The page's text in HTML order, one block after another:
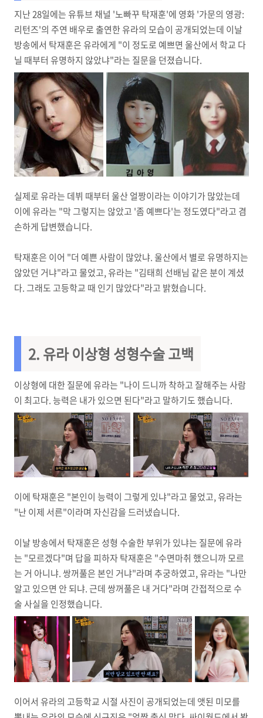
지난 28일에는 유튜브 채널 '노빠꾸 탁재훈'에 영화 '가문의 영광:
리턴즈'의 주연 배우로 출연한 유라의 모습이 공개되었는데 이날
방송에서 탁재훈은 유라에게 "이 정도로 예쁘면 울산에서 학교 다
닐 때부터 유명하지 않았냐"라는 질문을 던졌습니다.
실제로 유라는 데뷔 때부터 울산 얼짱이라는 이야기가 많았는데
이에 유라는 "막 그렇지는 않았고 '좀 예쁘다'는 정도였다"라고 겸
손하게 답변했습니다.
탁재훈은 이어 "더 예쁜 사람이 많았냐. 울산에서 별로 유명하지는
않았던 거냐"라고 물었고, 유라는 "김태희 선배님 같은 분이 계셨
다. 그래도 고등학교 때 인기 많았다"라고 밝혔습니다.
2. 유라이상형 성형수술 고백
이상형에 대한 질문에 유라는 "나이 드니까 착하고 잘해주는 사람
이 최고다. 능력은 내가 있으면 된다"라고 말하기도 했습니다.
이에 탁재훈은 "본인이 능력이 그렇게 있냐"라고 물었고, 유라는
"난 이제 서른"이라며 자신감을 드러냈습니다.
이날 방송에서 탁재훈은 성형 수술한 부위가 있냐는 질문에 유라
는 "모르겠다"며 답을 피하자 탁재훈은 "수면마취 했으니까 모르
는 거 아니냐. 쌍꺼풀은 본인 거냐"라며 추궁하였고, 유라는 "나만
알고 있으면 안 되냐. 근데 쌍꺼풀은 내 거다"라며 간접적으로 수
술 사실을 인정했습니다.
이어서 유라의 고등학교 시절 사진이 공개되었는데 앳된 미모를